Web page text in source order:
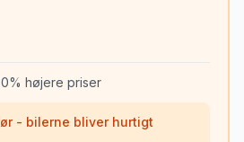
højere priser
- bilerne bliver hurtigt